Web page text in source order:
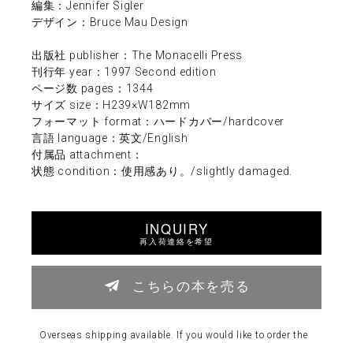
編集：Jennifer Sigler
デザイン：Bruce Mau Design
出版社 publisher：The Monacelli Press
刊行年 year：1997 Second edition
ページ数 pages：1344
サイズ size：H239×W182mm
フォーマット format：ハードカバー/hardcover
言語 language：英文/English
付属品 attachment：
状態 condition：使用感あり。/slightly damaged.
INQUIRY
再入荷連絡を希望
こちらの本を売る
Overseas shipping available. If you would like to order the